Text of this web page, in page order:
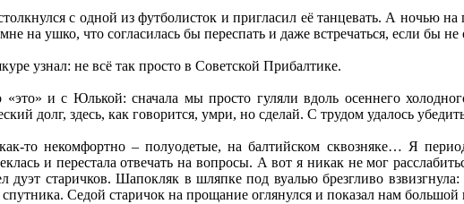
с одной из футболисток и пригласил её танцевать. А ночью
на ушко, что согласилась бы переспать и даже встречаться, если бы
узнал: не всё так просто в Советской Прибалтике.
и с Юлькой: сначала мы просто гуляли вдоль осеннего
долг, здесь, как говорится, умри, но сделай. С трудом удалось
то некомфортно – полуодетые, на балтийском сквозняке… Я
и перестала отвечать на вопросы. А вот я никак не мог
старичков. Шапокляк в шляпке под вуалью брезгливо
Седой старичок на прощание оглянулся и показал нам